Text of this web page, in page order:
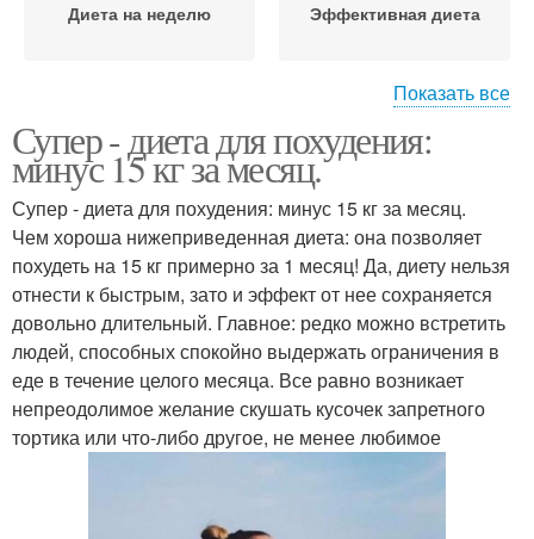
Диета на неделю Эффективная диета
Гречневая диета Диеты для похудения
Химическая диета
Показать все
Супер - диета для похудения:
минус 15 кг за месяц.
Супер - диета для похудения: минус 15 кг за месяц.
Чем хороша нижеприведенная диета: она позволяет
похудеть на 15 кг примерно за 1 месяц! Да, диету нельзя
отнести к быстрым, зато и эффект от нее сохраняется
довольно длительный. Главное: редко можно встретить
людей, способных спокойно выдержать ограничения в
еде в течение целого месяца. Все равно возникает
непреодолимое желание скушать кусочек запретного
тортика или что-либо другое, не менее любимое